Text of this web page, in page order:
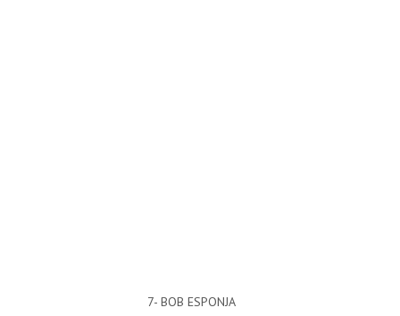
7- BOB ESPONJA